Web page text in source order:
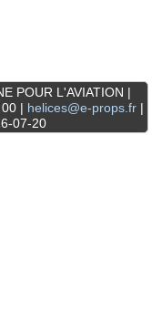
POUR L'AVIATION |
| helices@e-props.fr|
07-20